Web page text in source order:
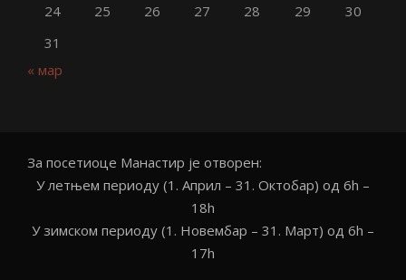
24
25 26 27 28 29
30
31
« мар
За посетиоце Манастир је отворен:
У летњем периоду (1. Април – 31. Октобар) од 6h –
18h
У зимском периоду (1. Новембар – 31. Март) од 6h –
17h